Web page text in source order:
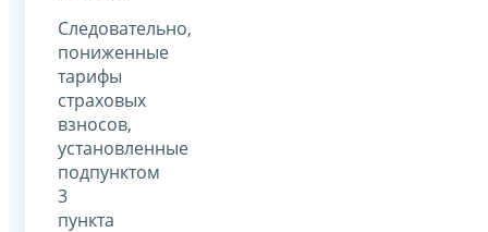
Следовательно,
пониженные
тарифы
страховых
взносов,
установленные
подпунктом
3
пункта